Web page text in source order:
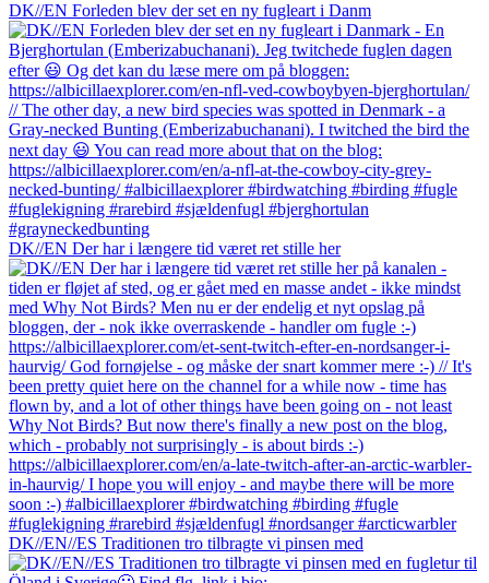
DK//EN Forleden blev der set en ny fugleart i Danm
DK//EN Der har i længere tid været ret stille her
DK//EN//ES Traditionen tro tilbragte vi pinsen med